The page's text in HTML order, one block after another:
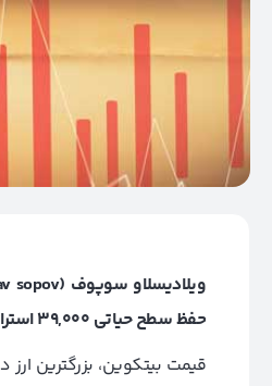
ویلادیسلاو سوپوف (vladislav sopov) اعلام کرد دارندگان بزرگ و کوچک بیتکوین (btc)، به دلیل تلاش
حفظ سطح حیاتی 39,000 استراتژی‌های مختلفی را انتخاب کرده‌اند.